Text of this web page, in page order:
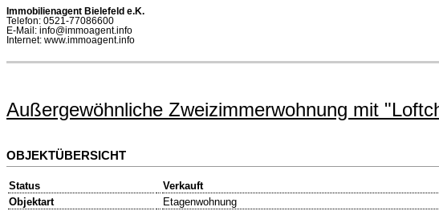
Immobilienagent Bielefeld e.K.
Telefon: 0521-77086600
E-Mail: info@immoagent.info
Internet: www.immoagent.info
Außergewöhnliche Zweizimmerwohnung mit
OBJEKTÜBERSICHT
Status
Verkauft
Objektart
Etagenwohnung